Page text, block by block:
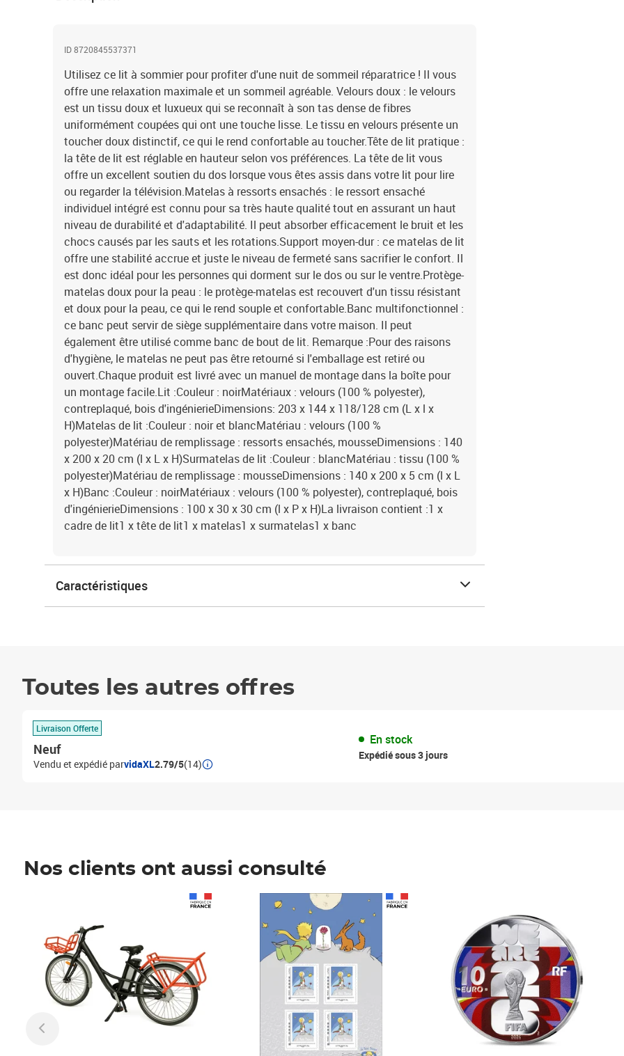
ID 8720845537371
Utilisez ce lit à sommier pour profiter d'une nuit de sommeil réparatrice ! Il vous
offre une relaxation maximale et un sommeil agréable. Velours doux : le velours
est un tissu doux et luxueux qui se reconnaît à son tas dense de fibres
uniformément coupées qui ont une touche lisse. Le tissu en velours présente un
toucher doux distinctif, ce qui le rend confortable au toucher.Tête de lit pratique :
la tête de lit est réglable en hauteur selon vos préférences. La tête de lit vous
offre un excellent soutien du dos lorsque vous êtes assis dans votre lit pour lire
ou regarder la télévision.Matelas à ressorts ensachés : le ressort ensaché
individuel intégré est connu pour sa très haute qualité tout en assurant un haut
niveau de durabilité et d'adaptabilité. Il peut absorber efficacement le bruit et les
chocs causés par les sauts et les rotations.Support moyen-dur : ce matelas de lit
offre une stabilité accrue et juste le niveau de fermeté sans sacrifier le confort. Il
est donc idéal pour les personnes qui dorment sur le dos ou sur le ventre.Protège-
matelas doux pour la peau : le protège-matelas est recouvert d'un tissu résistant
et doux pour la peau, ce qui le rend souple et confortable.Banc multifonctionnel :
ce banc peut servir de siège supplémentaire dans votre maison. Il peut
également être utilisé comme banc de bout de lit. Remarque :Pour des raisons
d'hygiène, le matelas ne peut pas être retourné si l'emballage est retiré ou
ouvert.Chaque produit est livré avec un manuel de montage dans la boîte pour
un montage facile.Lit :Couleur : noirMatériaux : velours (100 % polyester),
contreplaqué, bois d'ingénierieDimensions: 203 x 144 x 118/128 cm (L x l x
H)Matelas de lit :Couleur : noir et blancMatériau : velours (100 %
polyester)Matériau de remplissage : ressorts ensachés, mousseDimensions : 140
x 200 x 20 cm (l x L x H)Surmatelas de lit :Couleur : blancMatériau : tissu (100 %
polyester)Matériau de remplissage : mousseDimensions : 140 x 200 x 5 cm (l x L
x H)Banc :Couleur : noirMatériaux : velours (100 % polyester), contreplaqué, bois
d'ingénierieDimensions : 100 x 30 x 30 cm (l x P x H)La livraison contient :1 x
cadre de lit1 x tête de lit1 x matelas1 x surmatelas1 x banc
Caractéristiques
Toutes les autres offres
Livraison Offerte
Neuf
Vendu et expédié parvidaXL2.79/5(14)
En stock
Expédié sous 3 jours
Nos clients ont aussi consulté
Prix 7,50€